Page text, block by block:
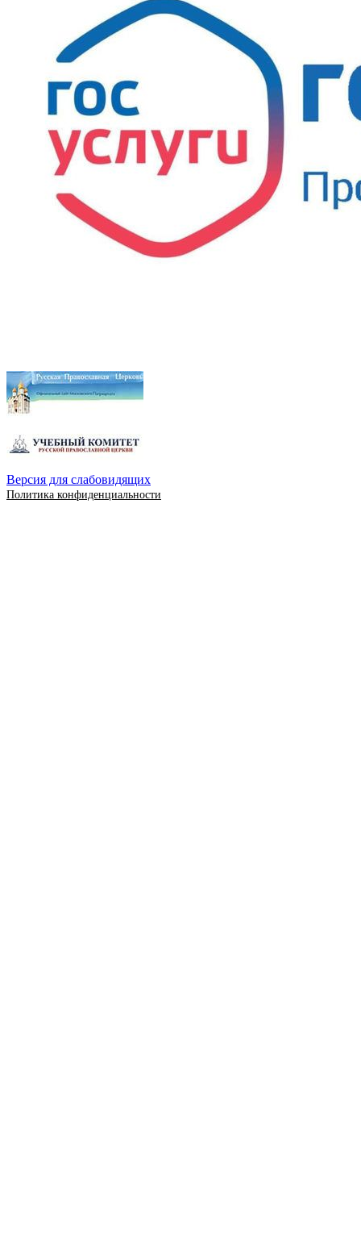
Версия для слабовидящих
Политика конфиденциальности